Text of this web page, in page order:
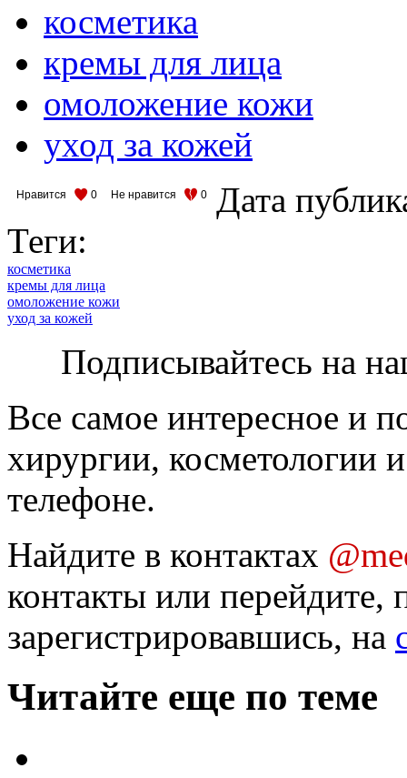
косметика
кремы для лица
омоложение кожи
уход за кожей
Нравится 0 Не нравится 0
Дата
Теги:
косметика
кремы для лица
омоложение кожи
уход за кожей
Подписывайтесь на
Все самое интересное и
хирургии, косметологии
телефоне.
Найдите в контактах
контакты или перейдите,
зарегистрировавшись, на
Читайте еще по теме